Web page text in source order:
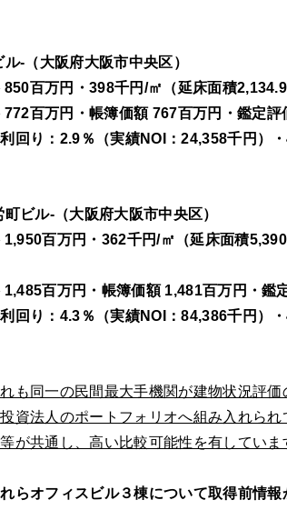
-（大阪府大阪市中央区）
850百万円・398千円/㎡（延床面積
772百万円・帳簿価額 767百万円・鑑定評
回り：2.9％（実績NOI：24,358千円）
ビル-（大阪府大阪市中央区）
1,950百万円・362千円/㎡（延床面積
1,485百万円・帳簿価額 1,481百万円・鑑
回り：4.3％（実績NOI：84,386千円）
れも同一の民間最大手機関が建物状況評
資法人のポートフォリオへ組み入れら
が共通し、高い比較可能性を有していま
らオフィスビル３棟について取得前情